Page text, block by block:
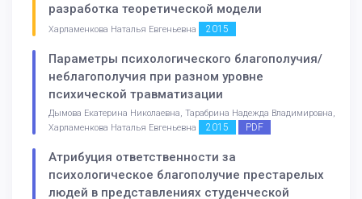
разработка теоретической модели
Харламенкова Наталья Евгеньевна 2015
Параметры психологического благополучия/
неблагополучия при разном уровне
психической травматизации
Дымова Екатерина Николаевна, Тарабрина Надежда Владимировна,
Харламенкова Наталья Евгеньевна
2015 PDF
Атрибуция ответственности за
психологическое благополучие престарелых
людей в представлениях студенческой